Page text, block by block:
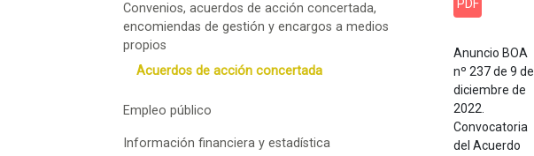
Convenios, acuerdos de acción concertada,
encomiendas de gestión y encargos a medios
propios
Acuerdos de acción concertada
Empleo público
Información financiera y estadística
PDF
Anuncio BOA
nº 237 de 9 de
diciembre de
2022.
Convocatoria
del Acuerdo